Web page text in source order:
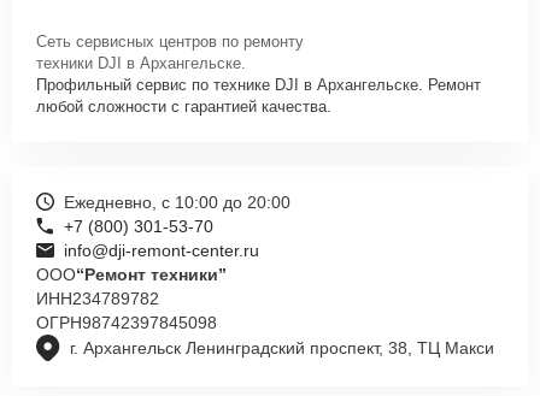
Сеть сервисных центров по ремонту
техники DJI в Архангельске.
Профильный сервис по технике DJI в Архангельске. Ремонт
любой сложности с гарантией качества.
г. Архангельск Ленинградский проспект, 38, ТЦ Макси
Ежедневно, с 10:00 до 20:00
+7 (800) 301-53-70
info@dji-remont-center.ru
ООО“Ремонт техники”
ИНН234789782
ОГРН98742397845098